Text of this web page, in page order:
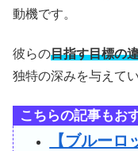
動機です。
彼らの目指す目標の
独特の深みを与えてい
こちらの記事もお
【ブルー